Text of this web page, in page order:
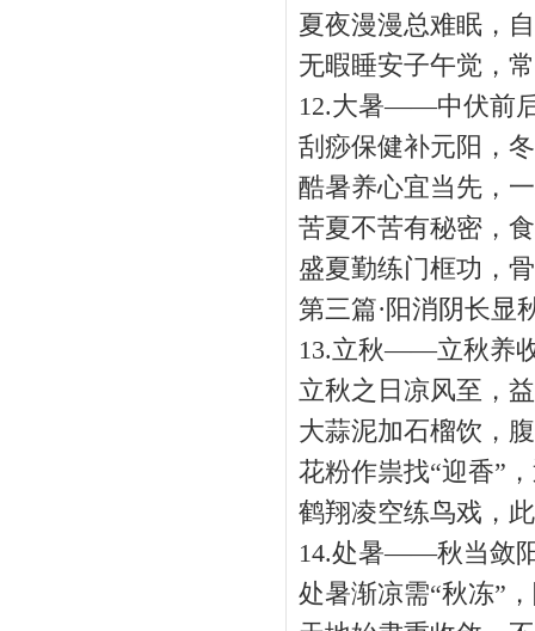
夏夜漫漫总难眠，
无暇睡安子午觉，
12.大暑——中伏前
刮痧保健补元阳，
酷暑养心宜当先，
苦夏不苦有秘密，
盛夏勤练门框功，
第三篇·阳消阴长
13.立秋——立秋养
立秋之日凉风至，
大蒜泥加石榴饮，
花粉作祟找“迎香”
鹤翔凌空练鸟戏，
14.处暑——秋当敛
处暑渐凉需“秋冻”